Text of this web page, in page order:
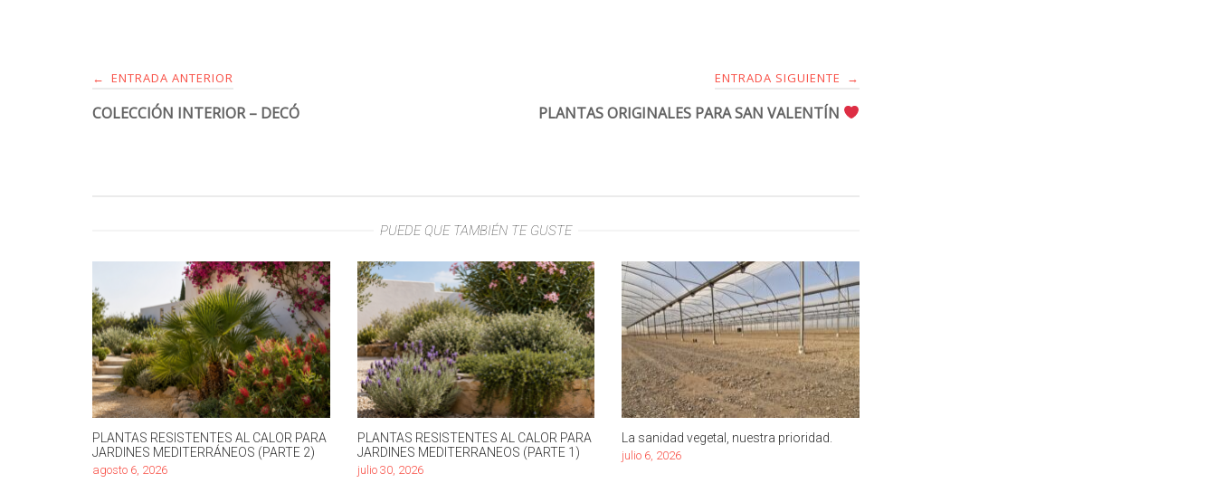
← ENTRADA ANTERIOR
COLECCIÓN INTERIOR – DECÓ
ENTRADA SIGUIENTE →
PLANTAS ORIGINALES PARA SAN VALENTÍN
PUEDE QUE TAMBIÉN TE GUSTE
PLANTAS RESISTENTES AL CALOR PARA
JARDINES MEDITERRÁNEOS (PARTE 2)
agosto 6, 2026
PLANTAS RESISTENTES AL CALOR PARA
JARDINES MEDITERRANEOS (PARTE 1)
julio 30, 2026
La sanidad vegetal, nuestra prioridad.
julio 6, 2026